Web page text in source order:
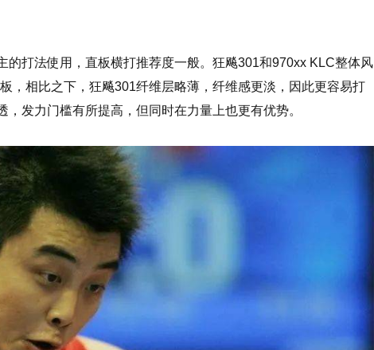
打法使用，直板横打推荐度一般。狂飚301和970xx KLC整体风
，相比之下，狂飚301纤维层略薄，纤维感更淡，因此更容易打
发力门槛有所提高，但同时在力量上也更有优势。